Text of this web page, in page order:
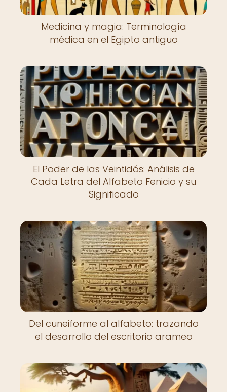
Medicina y magia: Terminología
médica en el Egipto antiguo
El Poder de las Veintidós: Análisis de
Cada Letra del Alfabeto Fenicio y su
Significado
Del cuneiforme al alfabeto: trazando
el desarrollo del escritorio arameo